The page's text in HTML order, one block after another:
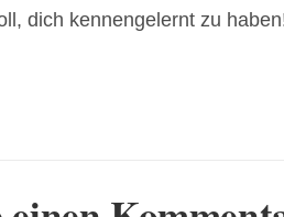
dich kennengelernt zu